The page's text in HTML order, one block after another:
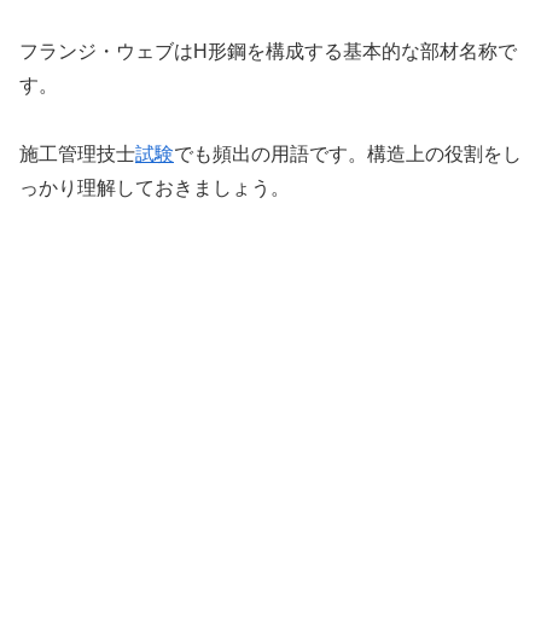
フランジ・ウェブはH形鋼を構成する基本的な部材名称で
す。
施工管理技士試験でも頻出の用語です。構造上の役割をし
っかり理解しておきましょう。